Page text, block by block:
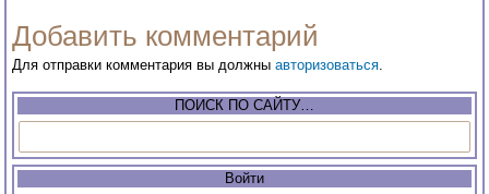
Добавить комментарий
Для отправки комментария вы должныавторизоваться.
ПОИСК ПО САЙТУ…
Войти